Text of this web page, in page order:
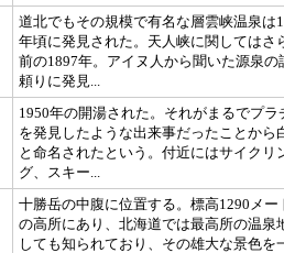
道北でもその規模で有名な層雲峡温泉は
年頃に発見された。天人峡に関してはさ
前の1897年。アイヌ人から聞いた源泉の
頼りに発見...
1950年の開湯された。それがまるでプラ
を発見したような出来事だったことから
と命名されたという。付近にはサイクリ
グ、スキー...
十勝岳の中腹に位置する。標高1290メー
の高所にあり、北海道では最高所の温泉
しても知られており、その雄大な景色を